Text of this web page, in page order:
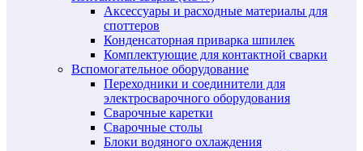
Аксессуары и расходные материалы для
споттеров
Конденсаторная приварка шпилек
Комплектующие для контактной сварки
Вспомогательное оборудование
Переходники и соединители для
электросварочного оборудования
Сварочные каретки
Сварочные столы
Блоки водяного охлаждения